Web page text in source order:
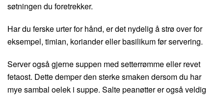
søtningen du foretrekker.
Har du ferske urter for hånd, er det nydelig å strø over for
eksempel, timian, koriander eller basilikum før servering.
Server også gjerne suppen med setterrømme eller revet
fetaost. Dette demper den sterke smaken dersom du har
mye sambal oelek i suppe. Salte peanøtter er også veldig